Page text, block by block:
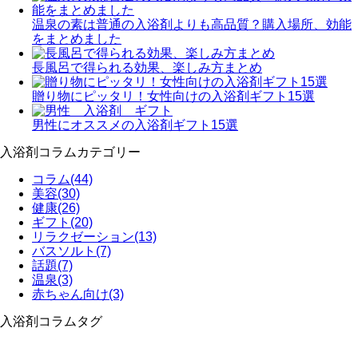
温泉の素は普通の入浴剤よりも高品質？購入場所、効能
をまとめました
長風呂で得られる効果、楽しみ方まとめ
贈り物にピッタリ！女性向けの入浴剤ギフト15選
男性にオススメの入浴剤ギフト15選
入浴剤コラムカテゴリー
コラム(44)
美容(30)
健康(26)
ギフト (20)
リラクゼーション(13)
バスソルト (7)
話題(7)
温泉(3)
赤ちゃん向け(3)
入浴剤コラムタグ